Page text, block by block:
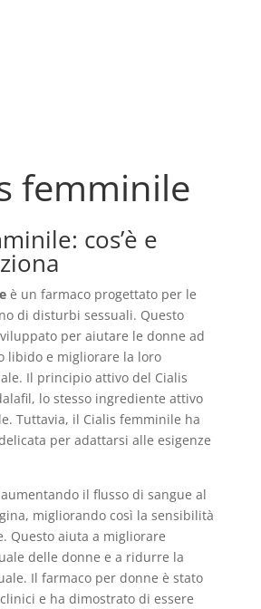
femminile
cos’è e
è un farmaco progettato per le
di disturbi sessuali. Questo
per aiutare le donne ad
libido e migliorare la loro
Il principio attivo del Cialis
lo stesso ingrediente attivo
Tuttavia, il Cialis femminile ha
per adattarsi alle esigenze
il flusso di sangue al
migliorando così la sensibilità
Questo aiuta a migliorare
delle donne e a ridurre la
Il farmaco per donne è stato
e ha dimostrato di essere